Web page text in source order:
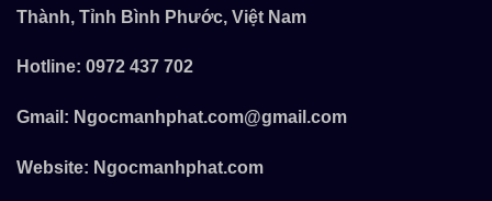
Thành, Tỉnh Bình Phước, Việt Nam
Hotline: 0972 437 702
Gmail: Ngocmanhphat.com@gmail.com
Website: Ngocmanhphat.com